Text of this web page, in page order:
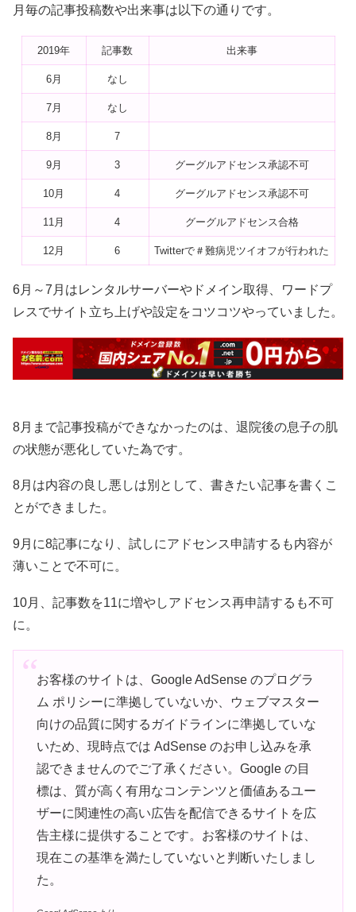
月毎の記事投稿数や出来事は以下の通りです。
2019年 記事数 出来事
6月 なし
7月 なし
8月 7
9月 3 グーグルアドセンス承認不可
10月 4 グーグルアドセンス承認不可
11月 4 グーグルアドセンス合格
12月 6 Twitterで＃難病児ツイオフが行われた
6月～7月はレンタルサーバーやドメイン取得、ワードプ
レスでサイト立ち上げや設定をコツコツやっていました。
8月まで記事投稿ができなかったのは、退院後の息子の肌
の状態が悪化していた為です。
8月は内容の良し悪しは別として、書きたい記事を書くこ
とができました。
9月に8記事になり、試しにアドセンス申請するも内容が
薄いことで不可に。
10月、記事数を11に増やしアドセンス再申請するも不可
に。
お客様のサイトは、Google AdSense のプログラ
ム ポリシーに準拠していないか、ウェブマスター
向けの品質に関するガイドラインに準拠していな
いため、現時点では AdSense のお申し込みを承
認できませんのでご了承ください。Google の目
標は、質が高く有用なコンテンツと価値あるユー
ザーに関連性の高い広告を配信できるサイトを広
告主様に提供することです。お客様のサイトは、
現在この基準を満たしていないと判断いたしまし
た。